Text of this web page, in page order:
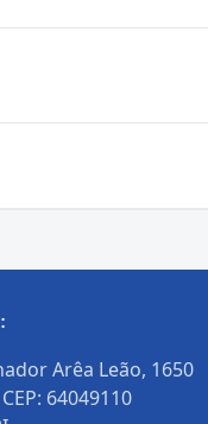
Arêa Leão, 1650
64049110